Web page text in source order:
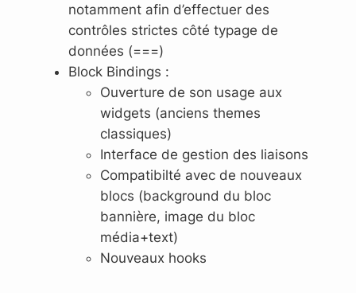
notamment afin d’effectuer des
contrôles strictes côté typage de
données (===)
Block Bindings :
Ouverture de son usage aux
widgets (anciens themes
classiques)
Interface de gestion des liaisons
Compatibilté avec de nouveaux
blocs (background du bloc
bannière, image du bloc
média+text)
Nouveaux hooks